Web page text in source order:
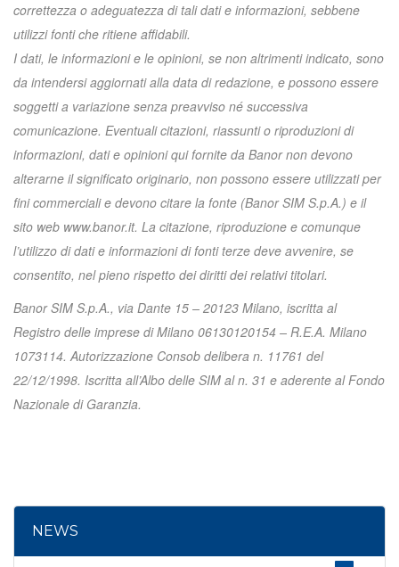
correttezza o adeguatezza di tali dati e informazioni, sebbene
utilizzi fonti che ritiene affidabili.
I dati, le informazioni e le opinioni, se non altrimenti indicato, sono
da intendersi aggiornati alla data di redazione, e possono essere
soggetti a variazione senza preavviso né successiva
comunicazione. Eventuali citazioni, riassunti o riproduzioni di
informazioni, dati e opinioni qui fornite da Banor non devono
alterarne il significato originario, non possono essere utilizzati per
fini commerciali e devono citare la fonte (Banor SIM S.p.A.) e il
sito web www.banor.it. La citazione, riproduzione e comunque
l’utilizzo di dati e informazioni di fonti terze deve avvenire, se
consentito, nel pieno rispetto dei diritti dei relativi titolari.
Banor SIM S.p.A., via Dante 15 – 20123 Milano, iscritta al
Registro delle imprese di Milano 06130120154 – R.E.A. Milano
1073114. Autorizzazione Consob delibera n. 11761 del
22/12/1998. Iscritta all’Albo delle SIM al n. 31 e aderente al Fondo
Nazionale di Garanzia.
NEWS